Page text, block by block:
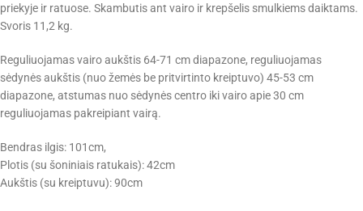
priekyje ir ratuose. Skambutis ant vairo ir krepšelis smulkiems daiktams.
Svoris 11,2 kg.
Reguliuojamas vairo aukštis 64-71 cm diapazone, reguliuojamas
sėdynės aukštis (nuo žemės be pritvirtinto kreiptuvo) 45-53 cm
diapazone, atstumas nuo sėdynės centro iki vairo apie 30 cm
reguliuojamas pakreipiant vairą.
Bendras ilgis: 101cm,
Plotis (su šoniniais ratukais): 42cm
Aukštis (su kreiptuvu): 90cm